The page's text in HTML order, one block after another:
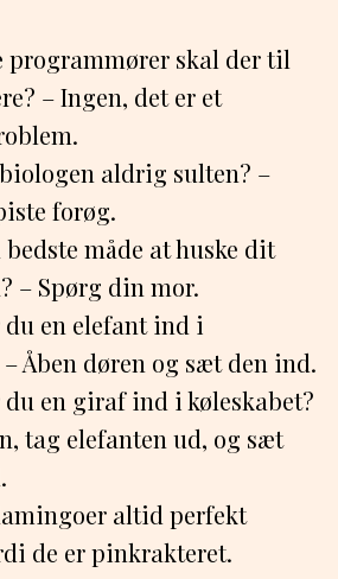
programmører skal der til
– Ingen, det er et
aldrig sulten? –
forøg.
måde at huske dit
– Spørg din mor.
en elefant ind i
Åben døren og sæt den ind.
en giraf ind i køleskabet?
tag elefanten ud, og sæt
altid perfekt
de er pinkrakteret.